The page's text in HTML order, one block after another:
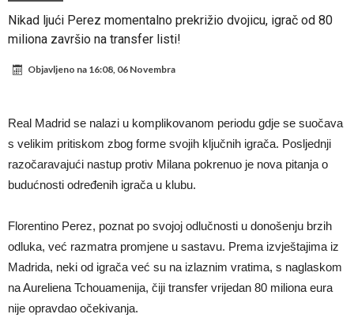
oprati
Ko je uvjerio Rodrija da izabere Barcelonu?
Samo dva fudbalska velikana uspjela su ostvariti “nemoguće”! Jedan
od njih je Messi, znate li ko je drugi?
Прijelom u transferu Romera? Inter nema dovoljno sredstava,
Atletico prati situaciju.
Nikad ljući Perez momentalno prekrižio dvojicu, igrač od 80
miliona završio na transfer listi!
Objavljeno na 16:08, 06 Novembra
Real Madrid se nalazi u komplikovanom periodu gdje se suočava
s velikim pritiskom zbog forme svojih ključnih igrača. Posljednji
razočaravajući nastup protiv Milana pokrenuo je nova pitanja o
budućnosti određenih igrača u klubu.
Florentino Perez, poznat po svojoj odlučnosti u donošenju brzih
odluka, već razmatra promjene u sastavu. Prema izvještajima iz
Madrida, neki od igrača već su na izlaznim vratima, s naglaskom
na Aureliena Tchouamenija, čiji transfer vrijedan 80 miliona eura
nije opravdao očekivanja.